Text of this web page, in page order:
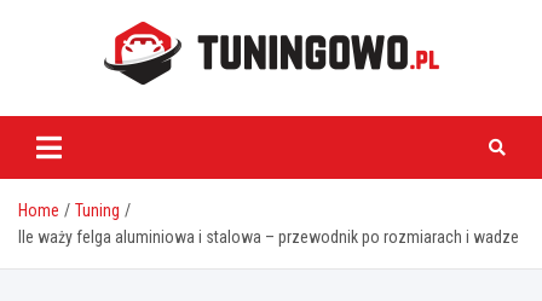
tuningowo.pl
Home
Tuning
Ile waży felga aluminiowa i stalowa – przewodnik po rozmiarach i wadze